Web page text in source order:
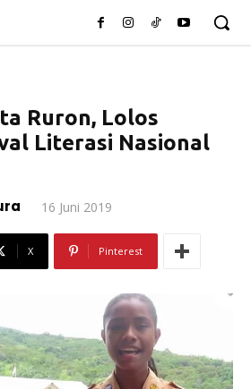
Ruron, Lolos
Literasi Nasional
16 Juni 2019
X Pinterest